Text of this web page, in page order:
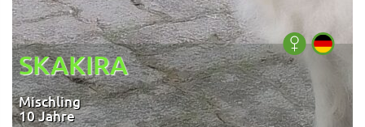
SKAKIRA
Mischling
10 Jahre